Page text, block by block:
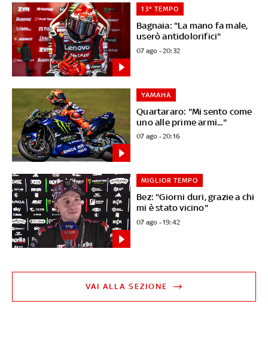
Bagnaia: "La mano fa male,
userò antidolorifici"
13° TEMPO
07 ago - 20:32
Quartararo: "Mi sento come
uno alle prime armi..."
YAMAHA
07 ago - 20:16
Bez: "Giorni duri, grazie a chi
mi è stato vicino"
MIGLIOR TEMPO
07 ago - 19:42
VAI ALLA SEZIONE